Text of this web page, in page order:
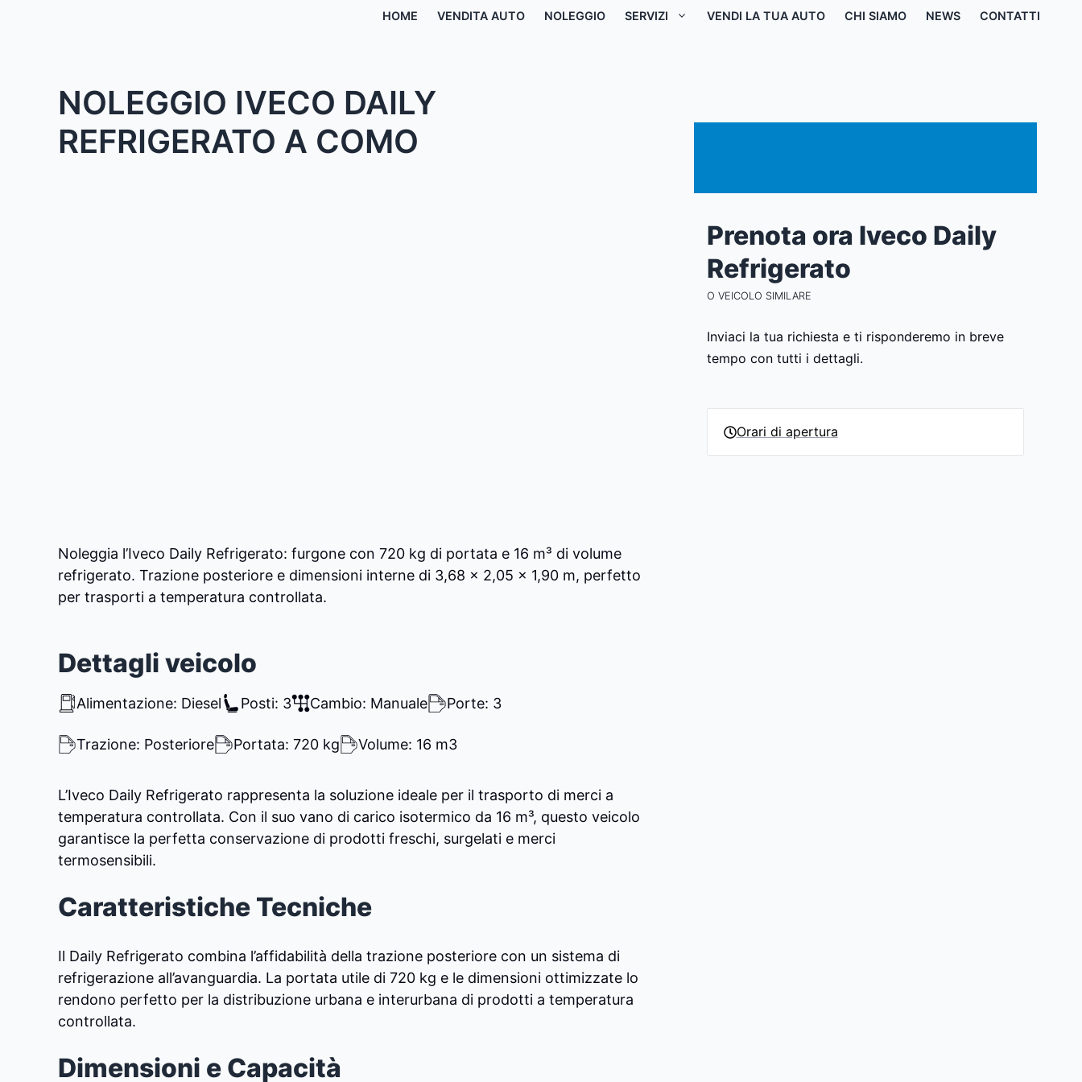
HOME VENDITA AUTO NOLEGGIO SERVIZI VENDI LA TUA AUTO CHI SIAMO NEWS CONTATTI
NOLEGGIO IVECO DAILY
REFRIGERATO A COMO
Noleggia l’Iveco Daily Refrigerato: furgone con 720 kg di portata e 16 m³ di volume
refrigerato. Trazione posteriore e dimensioni interne di 3,68 x 2,05 x 1,90 m, perfetto
per trasporti a temperatura controllata.
Dettagli veicolo
Alimentazione: Diesel Posti: 3 Cambio: Manuale Porte: 3
Trazione: Posteriore Portata: 720 kg Volume: 16 m3
L’Iveco Daily Refrigerato rappresenta la soluzione ideale per il trasporto di merci a
temperatura controllata. Con il suo vano di carico isotermico da 16 m³, questo veicolo
garantisce la perfetta conservazione di prodotti freschi, surgelati e merci
termosensibili.
Caratteristiche Tecniche
Il Daily Refrigerato combina l’affidabilità della trazione posteriore con un sistema di
refrigerazione all’avanguardia. La portata utile di 720 kg e le dimensioni ottimizzate lo
rendono perfetto per la distribuzione urbana e interurbana di prodotti a temperatura
controllata.
Dimensioni e Capacità
Prenota ora Iveco Daily
Refrigerato
O VEICOLO SIMILARE
Inviaci la tua richiesta e ti risponderemo in breve
tempo con tutti i dettagli.
Orari di apertura